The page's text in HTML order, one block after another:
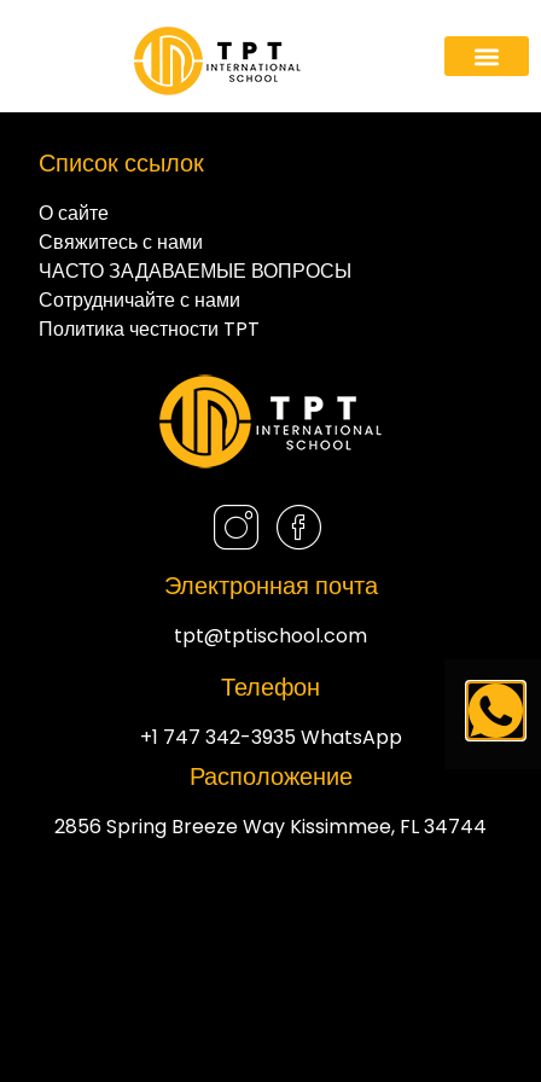
Список ссылок
О сайте
Свяжитесь с нами
ЧАСТО ЗАДАВАЕМЫЕ ВОПРОСЫ
Сотрудничайте с нами
Политика честности TPT
Электронная почта
tpt@tptischool.com
Телефон
+1 747 342-3935 WhatsApp
Расположение
2856 Spring Breeze Way Kissimmee, FL 34744